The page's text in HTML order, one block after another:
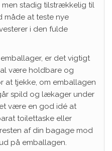
stadig tilstrækkelig til
måde at teste nye
i den fulde
er det vigtigt
være holdbare og
at tjekke, om emballagen
spild og lækager under
være en god idé at
toilettaske eller
af din bagage mod
på emballagen.